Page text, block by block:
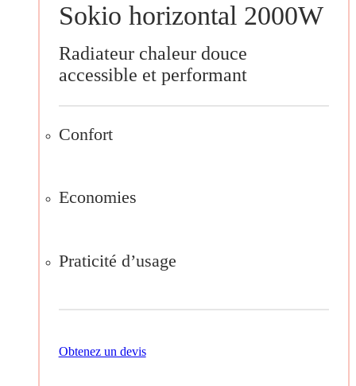
Sokio horizontal 2000W
Radiateur chaleur douce
accessible et performant
Confort
Economies
Praticité d’usage
Obtenez un devis